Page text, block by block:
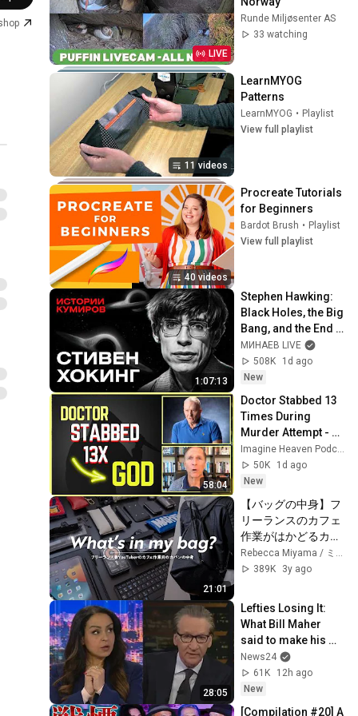
LIVE
Runde Miljøsenter AS
33 watching
11 videos
LearnMYOG
Patterns
LearnMYOG • Playlist
View full playlist
40 videos
Procreate Tutorials
for Beginners
Bardot Brush • Playlist
View full playlist
1:07:13
Stephen Hawking:
Black Holes, the Big
Bang, and the End
of the Universe /
Idol Stories /
MINAEV
МИНАЕВ LIVE
508K
1d ago
New
58:04
Doctor Stabbed 13
Times During
Murder Attempt -
Then God Showed
Up | Near Death
Experience
Imagine Heaven Podcast with John Burke
50K
1d ago
New
21:01
【バッグの中身】フ
リーランスのカフェ
作業がはかどるカバ
ンの中身 / What's in
my bag
Rebecca Miyama / ミヤマレベッカ
389K
3y ago
28:05
Lefties Losing It:
What Bill Maher
said to make his
leftie audience
gasp
News24
61K
12h ago
New
[Compilation #20] A